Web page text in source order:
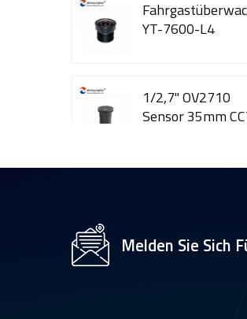
YT-7600-L4
1/2,7" OV2710
Sensor 35mm
3560-H1
Melden Sie Sich